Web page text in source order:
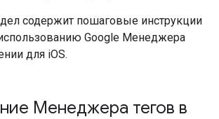
содержит пошаговые инструкции
Google Менеджера
для iOS.
Менеджера тегов в